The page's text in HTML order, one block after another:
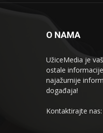
O NAMA
UžiceMedia je
ostale
najažurnije
događaja!
Kontaktirajte nas: